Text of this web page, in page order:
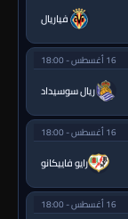
فياريال
16 أغسطس - 18:00
ريال سوسيداد
16 أغسطس - 18:00
رايو فاييكانو
16 أغسطس - 18:00